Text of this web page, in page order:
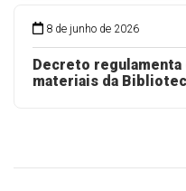
8 de junho de 2026
Decreto
materiais da